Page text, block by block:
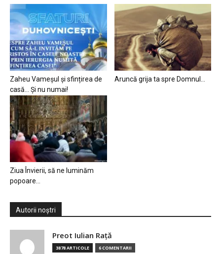
Zaheu Vameșul și sfințirea de
casă… Și nu numai!
Aruncă grija ta spre Domnul…
Ziua Învierii, să ne luminăm
popoare…
Autorii noștri
Preot Iulian Raţă
3878 ARTICOLE 6 COMENTARII